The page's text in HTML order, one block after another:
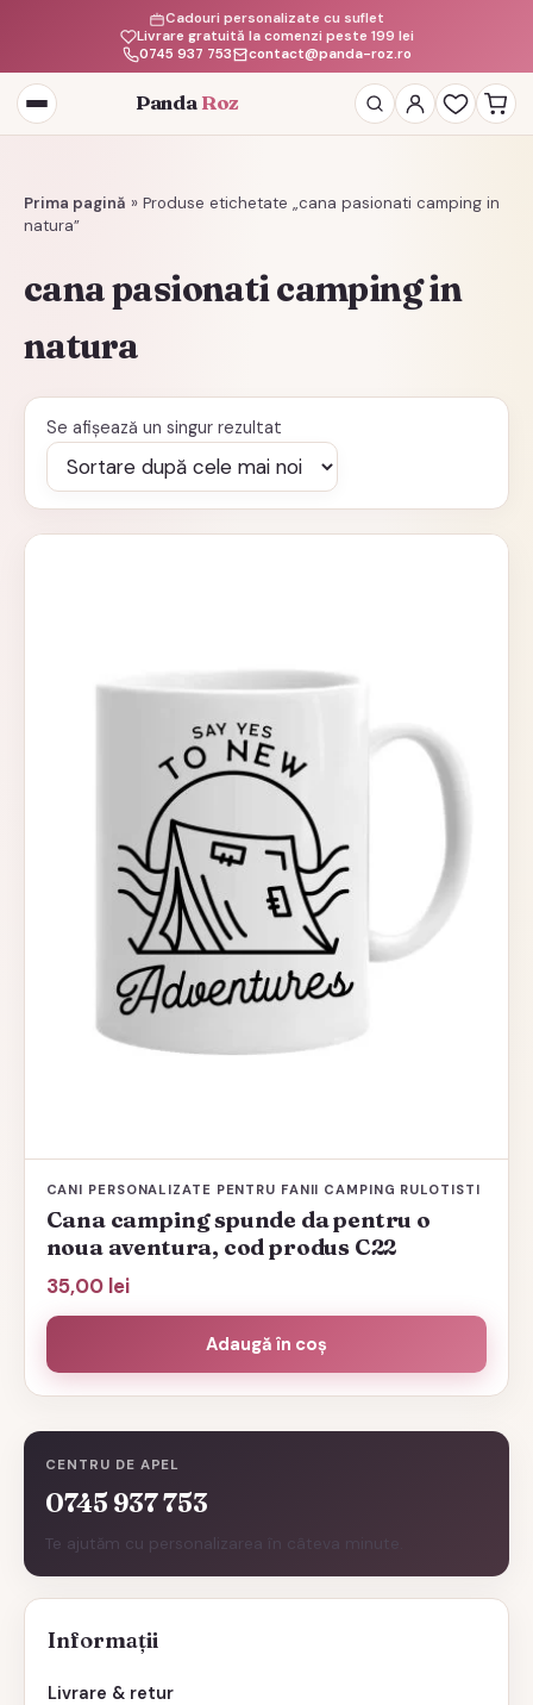
Livrare gratuită la comenzi peste 199 lei
Cadouri personalizate cu suflet
0745 937 753
contact@panda-roz.ro
Deschide
meniul
Panda Roz
Prima pagină » Produse etichetate „cana pasionati camping in
natura”
CENTRU DE APEL
0745 937 753
Te ajutăm cu personalizarea în câteva minute.
Informații
Livrare & retur
cana pasionati camping in
natura
Se afișează un singur rezultat
CANI PERSONALIZATE PENTRU FANII CAMPING RULOTISTI
Cana camping spunde da pentru o
noua aventura, cod produs C22
35,00 lei
Adaugă în coș